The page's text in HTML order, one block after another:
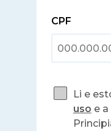
CPF
Li e
uso e a